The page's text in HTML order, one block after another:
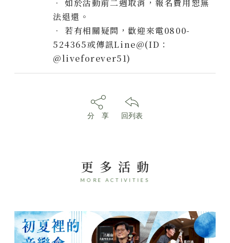
• 如於活動前二週取消，報名費用恕無
法退還。
• 若有相關疑問，歡迎來電0800-
524365或傳訊Line@(ID：
@liveforever51)
分 享 回列表
更多活動
MORE ACTIVITIES